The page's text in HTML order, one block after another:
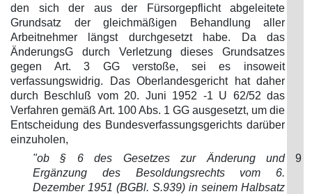
den sich der aus der Fürsorgepflicht abgeleitete
Grundsatz der gleichmäßigen Behandlung aller
Arbeitnehmer längst durchgesetzt habe. Da das
ÄnderungsG durch Verletzung dieses Grundsatzes
gegen Art. 3 GG verstoße, sei es insoweit
verfassungswidrig. Das Oberlandesgericht hat daher
durch Beschluß vom 20. Juni 1952 -1 U 62/52 das
Verfahren gemäß Art. 100 Abs. 1 GG ausgesetzt, um die
Entscheidung des Bundesverfassungsgerichts darüber
einzuholen,
"ob § 6 des Gesetzes zur Änderung und
Ergänzung des Besoldungsrechts vom 6.
Dezember 1951 (BGBl. S.939) in seinem Halbsatz
9